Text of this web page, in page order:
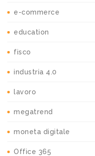
e-commerce
education
fisco
industria 4.0
lavoro
megatrend
moneta digitale
Office 365